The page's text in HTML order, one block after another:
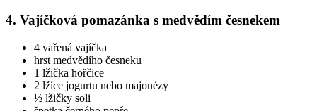
4. Vajíčková pomazánka s medvědím česnekem
4 vařená vajíčka
hrst medvědího česneku
1 lžička hořčice
2 lžíce jogurtu nebo majonézy
½ lžičky soli